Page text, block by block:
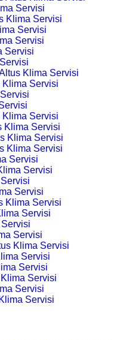
Servisi
Klima Servisi
Servisi
Servisi
Servisi
Klima Servisi
Servisi
Klima Servisi
Klima Servisi
Klima Servisi
Klima Servisi
Servisi
Servisi
Servisi
Klima Servisi
Servisi
Servisi
Klima Servisi
Servisi
Servisi
Servisi
Servisi
Servisi